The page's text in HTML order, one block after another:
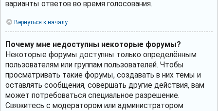
варианты ответов во время голосования.
Вернуться к началу
Почему мне недоступны некоторые форумы?
Некоторые форумы доступны только определённым
пользователям или группам пользователей. Чтобы
просматривать такие форумы, создавать в них темы и
оставлять сообщения, совершать другие действия, вам
может потребоваться специальное разрешение.
Свяжитесь с модератором или администратором